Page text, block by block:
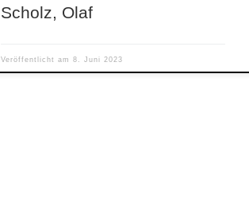
Scholz, Olaf
Veröffentlicht am8. Juni 2023